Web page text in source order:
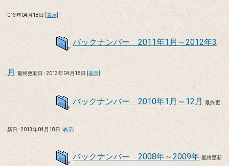
013年04月18日 [表示]
バックナンバー 2011年1月～2012年3
月 最終更新日 : 2013年04月18日 [表示]
バックナンバー 2010年1月～12月 最終更
新日 : 2013年04月18日 [表示]
バックナンバー 2008年～2009年 最終更新